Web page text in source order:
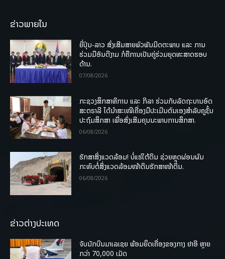
ຂ່າວພາຍໃນ
ຍີ່ປຸ່ນ-ລາວ ສົ່ງເສີມສາຍພົວພັນມິດຕະພາບ ແລະ ການ
ຮ່ວມມືອັນດີງາມ ກໍຄືການເປັນຄູ່ຮ່ວມຍຸດທະສາດຮອບ
ດ້ານ.
07/08/2026
ກະຊວງສຶກສາທິການ ແລະ ກິລາ ຮ່ວມກັບລັດຖະບານອົດ
ສະຕຣາລີ ໄດ້ນຳສະເໜີເຄື່ອງມືປະເມີນຕົນເອງສຳລັບຄູຊັ້ນ
ປະຖົມສຶກສາ ເພື່ອສົ່ງເສີມຄຸນນະພາບການສຶກສາ.
06/08/2026
ຮັກສາສິ່ງແວດລ້ອມ! ບໍ່ແຮ່ໃຕ້ດິນ ຊ່ວຍຫຼຸດຜ່ອນຜົນ
ກະທົບຕໍ່ສິ່ງແວດລ້ອມໜ້າດິນຮັກສາໜ້າດິນ.
06/08/2026
ຂ່າວຕ່າງປະເທດ
ຈັບນັກບິນມາເລເຊຍ ພ້ອມຍຶດເຄື່ອງຂອງກາງ ຢາອີ ຫຼາຍ
ກວ່າ 70,000 ເມັດ